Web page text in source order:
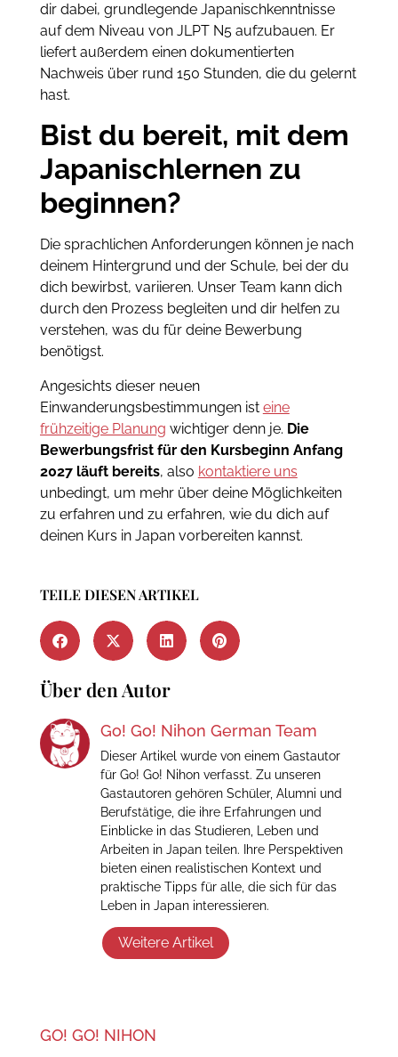
dir dabei, grundlegende Japanischkenntnisse
auf dem Niveau von JLPT N5 aufzubauen. Er
liefert außerdem einen dokumentierten
Nachweis über rund 150 Stunden, die du gelernt
hast.
Bist du bereit, mit dem
Japanischlernen zu
beginnen?
Die sprachlichen Anforderungen können je nach
deinem Hintergrund und der Schule, bei der du
dich bewirbst, variieren. Unser Team kann dich
durch den Prozess begleiten und dir helfen zu
verstehen, was du für deine Bewerbung
benötigst.
Angesichts dieser neuen
Einwanderungsbestimmungen ist eine
frühzeitige Planung wichtiger denn je. Die
Bewerbungsfrist für den Kursbeginn Anfang
2027 läuft bereits, also kontaktiere uns
unbedingt, um mehr über deine Möglichkeiten
zu erfahren und zu erfahren, wie du dich auf
deinen Kurs in Japan vorbereiten kannst.
TEILE DIESEN ARTIKEL
Über den Autor
Go! Go! Nihon German Team
Dieser Artikel wurde von einem Gastautor
für Go! Go! Nihon verfasst. Zu unseren
Gastautoren gehören Schüler, Alumni und
Berufstätige, die ihre Erfahrungen und
Einblicke in das Studieren, Leben und
Arbeiten in Japan teilen. Ihre Perspektiven
bieten einen realistischen Kontext und
praktische Tipps für alle, die sich für das
Leben in Japan interessieren.
Weitere Artikel
GO! GO! NIHON